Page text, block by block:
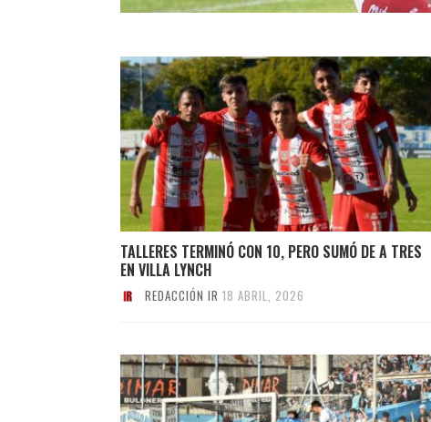
TALLERES TERMINÓ CON 10, PERO SUMÓ DE A TRES
EN VILLA LYNCH
REDACCIÓN IR 18 ABRIL, 2026